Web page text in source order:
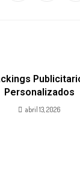
Personalizados
abril 13, 2026